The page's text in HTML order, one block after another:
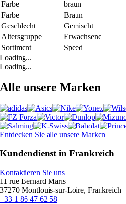
Farbe
braun
Farbe
Braun
Geschlecht
Gemischt
Altersgruppe
Erwachsene
Sortiment
Speed
Loading...
Loading...
Alle unsere Marken
Entdecken Sie alle unsere Marken
Kundendienst in Frankreich
Kontaktieren Sie uns
11 rue Bernard Maris
37270 Montlouis-sur-Loire, Frankreich
+33 1 86 47 62 58